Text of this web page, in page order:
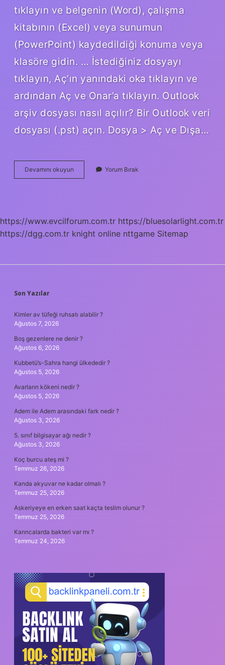
tıklayın ve belgenin (Word), çalışma
kitabının (Excel) veya sunumun
(PowerPoint) kaydedildiği konuma veya
klasöre gidin. … İstediğiniz dosyayı
tıklayın, Aç’ın yanındaki oka tıklayın ve
ardından Aç ve Onar’a tıklayın. Outlook
arşiv dosyası nasıl açılır? Bir Outlook veri
dosyası (.pst) açın. Dosya > Aç ve Dışa…
Devamını okuyun
Dosyası
Yorum Bırak
https://www.evcilforum.com.tr https://bluesolarlight.com.tr
https://dgg.com.tr knight online nttgame Sitemap
SIDEBAR
Son Yazılar
Kimler av tüfeği ruhsatı alabilir ?
Ağustos 7, 2026
Boş gezenlere ne denir ?
Ağustos 6, 2026
Kubbetü’s-Sahra hangi ülkededir ?
Ağustos 5, 2026
Avarların kökeni nedir ?
Ağustos 5, 2026
Adem ile Adem arasındaki fark nedir ?
Ağustos 3, 2026
5. sınıf bilgisayar ağı nedir ?
Ağustos 3, 2026
Koç burcu ateş mi ?
Temmuz 26, 2026
Kanda akyuvar ne kadar olmalı ?
Temmuz 25, 2026
Askeriyeye en erken saat kaçta teslim olunur ?
Temmuz 25, 2026
Karıncalarda bakteri var mı ?
Temmuz 24, 2026